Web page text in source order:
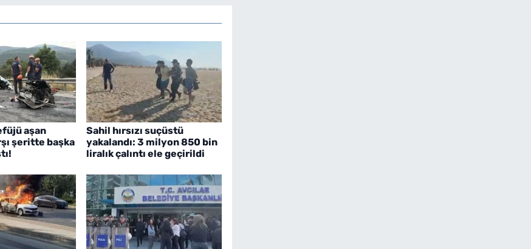
aşan
şeritte başka
Sahil hırsızı suçüstü
yakalandı: 3 milyon 850 bin
liralık çalıntı ele geçirildi